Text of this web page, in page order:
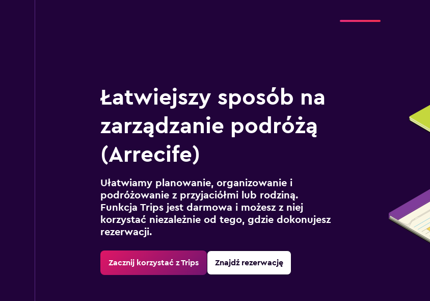
Łatwiejszy sposób na
zarządzanie podróżą
(Arrecife)
Ułatwiamy planowanie, organizowanie i
podróżowanie z przyjaciółmi lub rodziną.
Funkcja Trips jest darmowa i możesz z niej
korzystać niezależnie od tego, gdzie dokonujesz
rezerwacji.
Zacznij korzystać z Trips Znajdź rezerwację